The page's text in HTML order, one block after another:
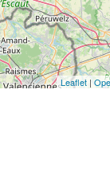
Leaflet|